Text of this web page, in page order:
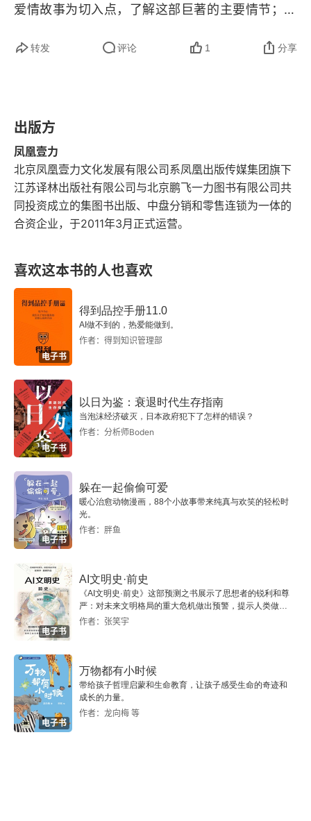
真木柱
梅枝
藤花末叶
续嫩菜
柏木
横笛
夕雾
法事
梦幻
云隐
丹穗皇子
红梅
竹河
桥姬
槠根
总角
把源氏辈写成一个有始有终的庇护者，比如空蝉丧
夫后，源氏仍未能忘情；浮舟孤守宇治后，薰君还
重的。比如，在《源氏物语》中无论写到桐壶天皇
丧失更衣，还是源氏丧失最宠爱的紫姬，他们感伤
得不堪孤眠的痛苦时，紫式部都直接将《长恨歌》
描写唐明皇丧失杨贵妃时的感伤情感，移入自己塑
造的人物的心灵世界。
爱情故事为切入点，了解这部巨著的主要情节；第
称为日本的《红楼梦》？第一，《源氏物语》是世
小说、民俗小说、宗教小说、爱情小说来读。第
二，《源氏物语》的作者是日本女作家紫式部，她
在汉诗、和歌和音律方面都很有造诣，在宫中担任
女官，《源氏物语》是她写给天皇和妃子用来消遣
的读物。第三，《源氏物语》的主人公源氏公子情
哀” 是日本特有的一种审美文化，指的是 “感物生
情”“遇到应该感动的事情而感动，并能理解感动之
心”。第四，《源氏物语》经常被称作日本的《红楼
梦》，两者在人物设计、修辞手法、内容形式等方
面都有相似之处，也都注重真实，不过，有学者认
为，《红楼梦》强调的是文学与现实的联系，会对
现实进行道德判断，而《源氏物语》谈论的是人性
的真实，展现人的主体感情。一千多年来，日本后
人为《源氏物语》写下了许多注释本和译本。现代
日语译本中比较出名的包括谷崎润一郎译本、与谢
野晶子译本和佐成谦太郎对译本，等等。在中译本
方面，著名翻译家钱稻孙翻译过《源氏物语》的前
5 卷。丰子恺先生翻译过全本，他的译本优美典
雅，颇具古风，出版后就成为中译本的经典之作，
推荐你找来看看。
转发 评论 1 分享
出版方
凤凰壹力
北京凤凰壹力文化发展有限公司系凤凰出版传媒集团旗下
江苏译林出版社有限公司与北京鹏飞一力图书有限公司共
同投资成立的集图书出版、中盘分销和零售连锁为一体的
合资企业，于2011年3月正式运营。
喜欢这本书的人也喜欢
电子书
得到品控手册11.0
AI做不到的，热爱能做到。
作者：得到知识管理部
电子书
以日为鉴：衰退时代生存指南
当泡沫经济破灭，日本政府犯下了怎样的错误？
作者：分析师Boden
电子书
躲在一起偷偷可爱
暖心治愈动物漫画，88个小故事带来纯真与欢笑的轻松时
光。
作者：胖鱼
电子书
AI文明史·前史
《AI文明史·前史》这部预测之书展示了思想者的锐利和尊
严：对未来文明格局的重大危机做出预警，提示人类做出
智慧的选择。
作者：张笑宇
电子书
万物都有小时候
带给孩子哲理启蒙和生命教育，让孩子感受生命的奇迹和
成长的力量。
作者：龙向梅 等